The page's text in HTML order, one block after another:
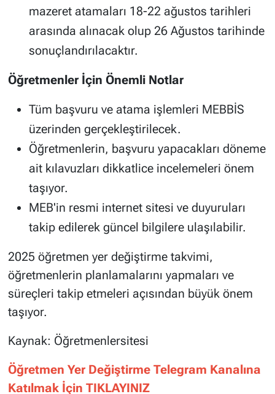
mazeret atamaları 18-22 ağustos tarihleri
arasında alınacak olup 26 Ağustos tarihinde
sonuçlandırılacaktır.
Öğretmenler İçin Önemli Notlar
Tüm başvuru ve atama işlemleri MEBBİS
üzerinden gerçekleştirilecek.
Öğretmenlerin, başvuru yapacakları döneme
ait kılavuzları dikkatlice incelemeleri önem
taşıyor.
MEB'in resmi internet sitesi ve duyuruları
takip edilerek güncel bilgilere ulaşılabilir.
2025 öğretmen yer değiştirme takvimi,
öğretmenlerin planlamalarını yapmaları ve
süreçleri takip etmeleri açısından büyük önem
taşıyor.
Kaynak: Öğretmenlersitesi
Öğretmen Yer Değiştirme Telegram Kanalına
Katılmak İçin TIKLAYINIZ